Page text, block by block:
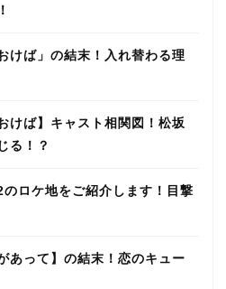
けば」の結末！入れ替わる理
けば】キャスト相関図！松坂
る！？
のロケ地をご紹介します！目撃
あって】の結末！恋のキュー